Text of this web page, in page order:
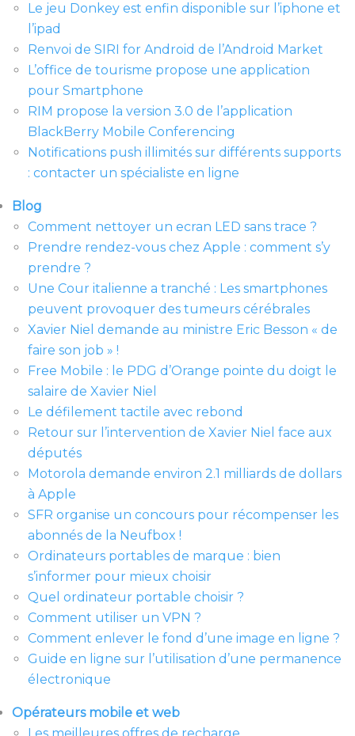
Le jeu Donkey est enfin disponible sur l’iphone et
l’ipad
Renvoi de SIRI for Android de l’Android Market
L’office de tourisme propose une application
pour Smartphone
RIM propose la version 3.0 de l’application
BlackBerry Mobile Conferencing
Notifications push illimités sur différents supports
: contacter un spécialiste en ligne
Blog
Comment nettoyer un ecran LED sans trace ?
Prendre rendez-vous chez Apple : comment s’y
prendre ?
Une Cour italienne a tranché : Les smartphones
peuvent provoquer des tumeurs cérébrales
Xavier Niel demande au ministre Eric Besson « de
faire son job » !
Free Mobile : le PDG d’Orange pointe du doigt le
salaire de Xavier Niel
Le défilement tactile avec rebond
Retour sur l’intervention de Xavier Niel face aux
députés
Motorola demande environ 2.1 milliards de dollars
à Apple
SFR organise un concours pour récompenser les
abonnés de la Neufbox !
Ordinateurs portables de marque : bien
s’informer pour mieux choisir
Quel ordinateur portable choisir ?
Comment utiliser un VPN ?
Comment enlever le fond d’une image en ligne ?
Guide en ligne sur l’utilisation d’une permanence
électronique
Opérateurs mobile et web